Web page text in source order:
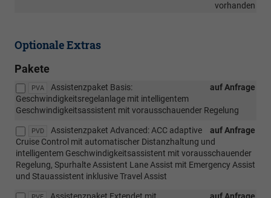
vorhanden
Optionale Extras
Pakete
PVA auf Anfrage
Assistenzpaket Basis:
Geschwindigkeitsregelanlage mit intelligentem
Geschwindigkeitsassistent mit vorausschauender Regelung
PVD auf Anfrage
Assistenzpaket Advanced: ACC adaptive
Cruise Control mit automatischer Distanzhaltung und
intelligentem Geschwindigkeitsassistent mit vorausschauender
Regelung, Spurhalte Assistent Lane Assist mit Emergency Assist
und Stauassistent inklusive Travel Assist